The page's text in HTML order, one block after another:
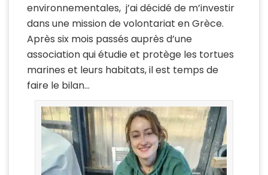
environnementales, j’ai décidé de m’investir
dans une mission de volontariat en Grèce.
Après six mois passés auprès d’une
association qui étudie et protège les tortues
marines et leurs habitats, il est temps de
faire le bilan…